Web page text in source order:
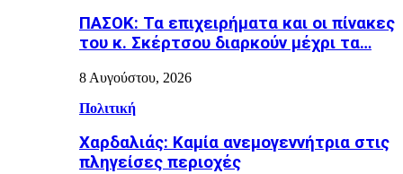
ΠΑΣΟΚ: Τα επιχειρήματα και οι πίνακες
του κ. Σκέρτσου διαρκούν μέχρι τα…
8 Αυγούστου, 2026
Πολιτική
Χαρδαλιάς: Καμία ανεμογεννήτρια στις
πληγείσες περιοχές